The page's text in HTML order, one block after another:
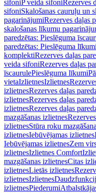
sifoniP veida sifoniRezerves
sifoniSkalošanas cauruļu un
pagarinājumiRezerves daļas
skalošanas līkumu
paredzētas: Pieslēguma
paredzētas: Pieslēguma līkumi
komplektiRezerves daļas
veida sifoniRezerves daļas
īscaurulePieslēguma līkumi
vietaIzlietnesIzlietnes
izlietnesRezerves daļas
izlietnesRezerves daļas
izlietnesRezerves daļas
mazgāšanas izlietnes
izlietnesStūra roku
izlietnesIebūvējamas izlietnes
Iebūvējamas izlietnesZem
izlietnesIzlietnes Comfort
mazgāšanas izlietnesCitas
izlietnesLietās izlietnes
izlietnesIzlietnes
izlietnesPiederumi